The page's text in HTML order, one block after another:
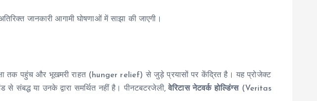
जानकारी आगामी घोषणाओं में साझा की जाएगी।
तक पहुंच और भूखमरी राहत (hunger relief) से जुड़े प्रयासों पर केंद्रित है। यह प्रोजेक्ट
से संबद्ध या उनके द्वारा समर्थित नहीं है। पीनटबटरजेली,वेरिटास नेटवर्क होल्डिंग्स(Veritas